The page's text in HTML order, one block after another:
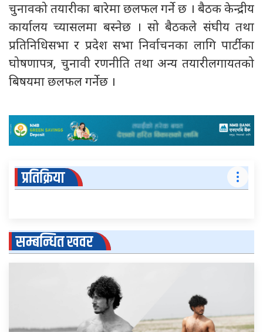
चुनावको तयारीका बारेमा छलफल गर्ने छ । बैठक केन्द्रीय
कार्यालय च्यासलमा बस्नेछ । सो बैठकले संघीय तथा
प्रतिनिधिसभा र प्रदेश सभा निर्वाचनका लागि पार्टीका
घोषणापत्र, चुनावी रणनीति तथा अन्य तयारीलगायतको
बिषयमा छलफल गर्नेछ ।
प्रतिक्रिया
सम्बन्धित खवर